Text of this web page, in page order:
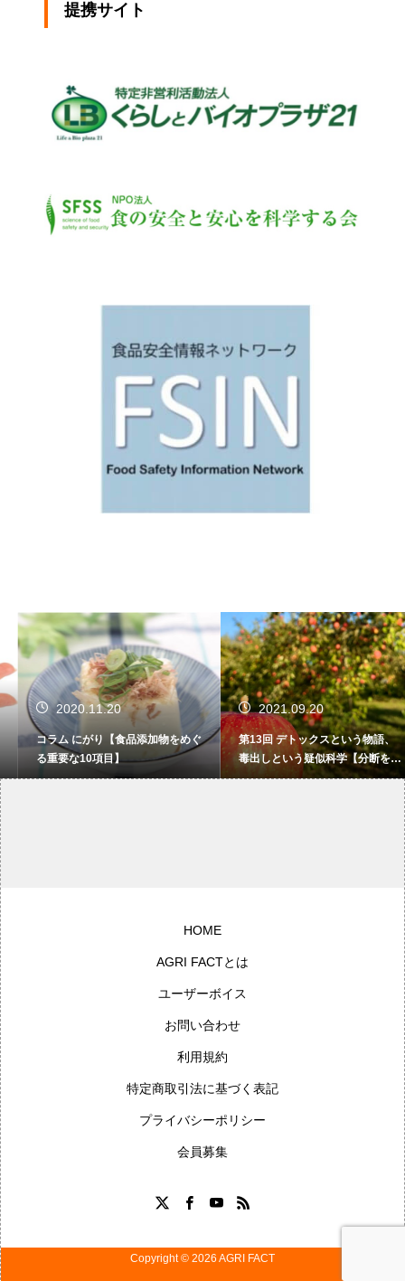
提携サイト
2020.11.20
コラム にがり【食品添加物をめぐ
る重要な10項目】
2021.09.20
第13回 デトックスという物語、
毒出しという疑似科学【分断をこ
えてゆけ 有機と慣行の向こう
HOME
AGRI FACTとは
ユーザーボイス
お問い合わせ
利用規約
特定商取引法に基づく表記
プライバシーポリシー
会員募集
Copyright © 2026 AGRI FACT